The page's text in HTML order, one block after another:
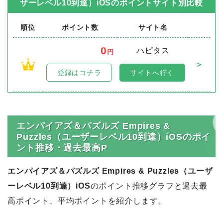
ザーレベル10到達）iOSのポイントサイト別比較
順位 ポイント数 サイト名
1
0 円
ハピタス
＞
登録はコチラ サイトへ行く
エンパイアズ＆パズルズ Empires &
Puzzles（ユーザーレベル10到達）iOSのポイ
ント推移・過去最高P
エンパイアズ＆パズルズ Empires & Puzzles（ユーザ
ーレベル10到達）iOSのポイント推移グラフと過去最
高ポイント、平均ポイントを紹介します。